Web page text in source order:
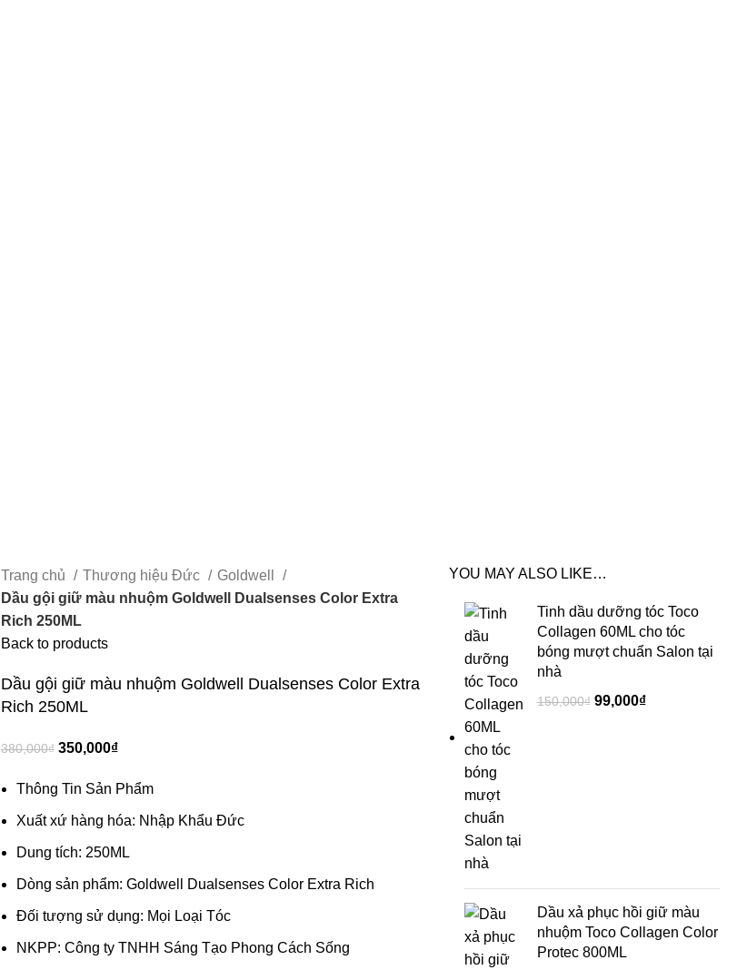
Trang chủ Thương hiệu Đức
Goldwell
Dầu gội giữ màu nhuộm Goldwell Dualsenses Color Extra
Rich 250ML
Back to products
Dầu gội giữ màu nhuộm Goldwell Dualsenses Color Extra
Rich 250ML
380,000₫ 350,000₫
Thông Tin Sản Phẩm
Xuất xứ hàng hóa: Nhập Khẩu Đức
Dung tích: 250ML
Dòng sản phẩm: Goldwell Dualsenses Color Extra Rich
Đối tượng sử dụng: Mọi Loại Tóc
NKPP: Công ty TNHH Sáng Tạo Phong Cách Sống
YOU MAY ALSO LIKE…
Tinh dầu dưỡng tóc Toco
Collagen 60ML cho tóc
bóng mượt chuẩn Salon tại
nhà
150,000₫ 99,000₫
Dầu xả phục hồi giữ màu
nhuộm Toco Collagen Color
Protec 800ML